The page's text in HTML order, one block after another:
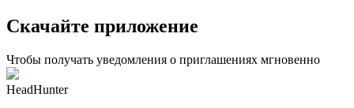
Скачайте приложение
Чтобы получать уведомления о приглашениях мгновенно
HeadHunter